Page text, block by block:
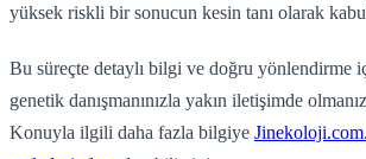
yüksek riskli bir sonucun kesin tanı olarak
Bu süreçte detaylı bilgi ve doğru yönlendirme
genetik danışmanınızla yakın iletişimde
Konuyla ilgili daha fazla bilgiye